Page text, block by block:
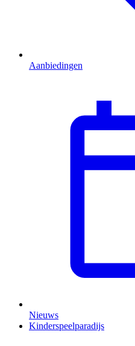
Aanbiedingen
Nieuws
Kinderspeelparadijs